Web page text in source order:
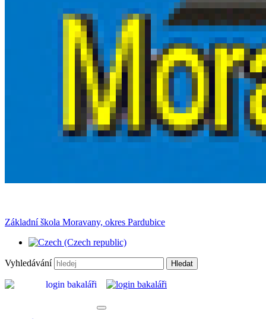
Základní škola Moravany, okres Pardubice
Vyhledávání Hledat